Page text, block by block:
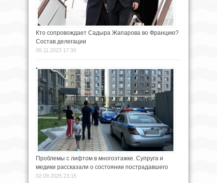
Кто сопровождает Садыра Жапарова во Францию?
Состав делегации
09.11.2023 17:30
Проблемы с лифтом в многоэтажке. Супруга и
медики рассказали о состоянии пострадавшего
02.09.2025 23:15